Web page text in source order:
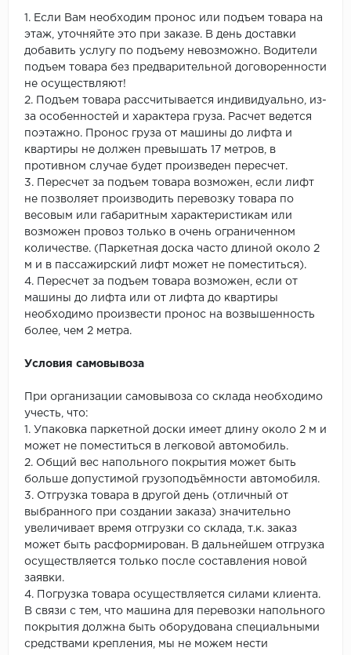
1. Если Вам необходим пронос или подъем товара на
этаж, уточняйте это при заказе. В день доставки
добавить услугу по подъему невозможно. Водители
подъем товара без предварительной договоренности
не осуществляют!
2. Подъем товара рассчитывается индивидуально, из-
за особенностей и характера груза. Расчет ведется
поэтажно. Пронос груза от машины до лифта и
квартиры не должен превышать 17 метров, в
противном случае будет произведен пересчет.
3. Пересчет за подъем товара возможен, если лифт
не позволяет производить перевозку товара по
весовым или габаритным характеристикам или
возможен провоз только в очень ограниченном
количестве. (Паркетная доска часто длиной около 2
м и в пассажирский лифт может не поместиться).
4. Пересчет за подъем товара возможен, если от
машины до лифта или от лифта до квартиры
необходимо произвести пронос на возвышенность
более, чем 2 метра.
Условия самовывоза
При организации самовывоза со склада необходимо
учесть, что:
1. Упаковка паркетной доски имеет длину около 2 м и
может не поместиться в легковой автомобиль.
2. Общий вес напольного покрытия может быть
больше допустимой грузоподъёмности автомобиля.
3. Отгрузка товара в другой день (отличный от
выбранного при создании заказа) значительно
увеличивает время отгрузки со склада, т.к. заказ
может быть расформирован. В дальнейшем отгрузка
осуществляется только после составления новой
заявки.
4. Погрузка товара осуществляется силами клиента.
В связи с тем, что машина для перевозки напольного
покрытия должна быть оборудована специальными
средствами крепления, мы не можем нести